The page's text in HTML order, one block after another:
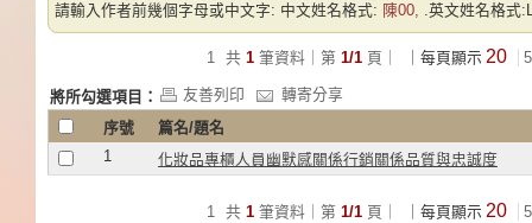
請輸入作者前幾個字母或中文字: 中文姓名格式: 陳00, .英文姓名格式
1 共 1 筆資料｜第 1/1 頁｜ ｜每頁顯示 20
將所勾選項目： 友善列印
轉寄分享
序號
篇名/題名
1
化妝品專櫃人員幽默感關係行銷關係品質與忠誠度
1 共 1 筆資料｜第 1/1 頁｜ ｜每頁顯示 20